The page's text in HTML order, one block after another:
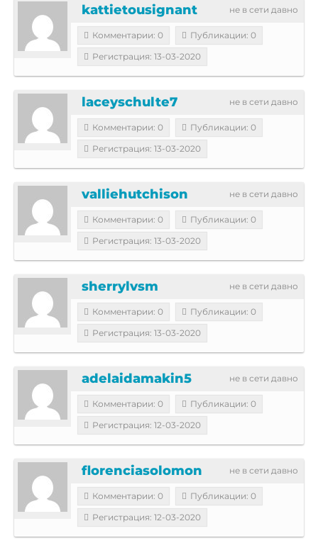
не в сети давно
kattietousignant
Комментарии: 0
Публикации: 0
Регистрация: 13-03-2020
не в сети давно
laceyschulte7
Комментарии: 0
Публикации: 0
Регистрация: 13-03-2020
не в сети давно
valliehutchison
Комментарии: 0
Публикации: 0
Регистрация: 13-03-2020
не в сети давно
sherrylvsm
Комментарии: 0
Публикации: 0
Регистрация: 13-03-2020
не в сети давно
adelaidamakin5
Комментарии: 0
Публикации: 0
Регистрация: 12-03-2020
не в сети давно
florenciasolomon
Комментарии: 0
Публикации: 0
Регистрация: 12-03-2020